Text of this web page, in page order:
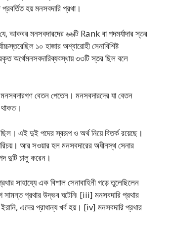
প্রবর্তিত হয় মনসবদারি প্রথা।
মনসবদারদের ৬৬টি Rank বা পদমর্যাদার স্তর
১০ হাজার অশ্বারোহী সেনাবিশিষ্ট
অর্থেমনসবদারিব্যবস্থায় ৩৩টি স্তর ছিল বলে
বেতন পেতেন। মনসবদারদের যা বেতন
থাকত।
এই দুই পদের স্বরূপ ও অর্থ নিয়ে বিতর্ক রয়েছে।
আর সওয়ার হল মনসবদারের অধীনস্থ সেনার
দুটি চালু করেন।
সাহায্যে এক বিশাল সেনাবাহিনী গড়ে তুলেছিলেন
প্রথার উদ্ভব ঘটেনি৷ [iii] মনসবদারি প্রথার
এদের প্রাধান্য খর্ব হয়। [iv] মনসবদারি প্রথার